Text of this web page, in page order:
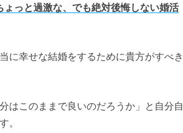
っと過激な、でも絶対後悔しない婚活
に幸せな結婚をするために貴方がすべき
はこのままで良いのだろうか」と自分自
。